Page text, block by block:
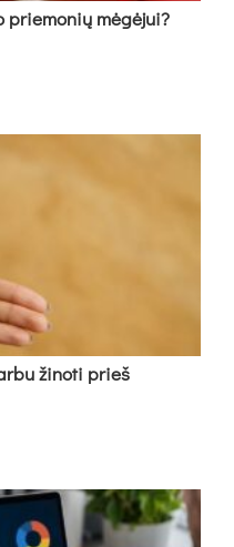
mėgėjui?
žinoti prieš